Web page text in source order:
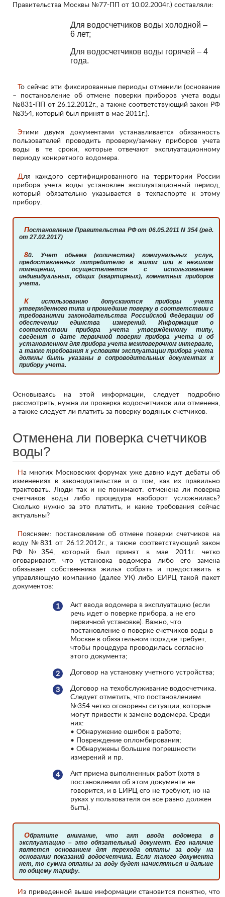
Правительства Москвы №77-ПП от 10.02.2004г.) составляли:
Для водосчетчиков воды холодной –
6 лет;
Для водосчетчиков воды горячей – 4
года.
– постановление об отмене поверки приборов учета воды
№831-ПП от 26.12.2012г., а также соответствующий закон РФ
№354, который был принят в мае 2011г.).
Этими двумя документами устанавливается обязанность
пользователей проводить проверку/замену приборов учета
воды в те сроки, которые отвечают эксплуатационному
периоду конкретного водомера.
Для каждого сертифицированного на территории России
прибора учета воды установлен эксплуатационный период,
который обязательно указывается в техпаспорте к этому
прибору.
Постановление Правительства РФ от 06.05.2011 N 354 (ред.
от 27.02.2017)
80. Учет объема (количества) коммунальных услуг,
предоставленных потребителю в жилом или в нежилом
помещении, осуществляется с использованием
индивидуальных, общих (квартирных), комнатных приборов
учета.
К использованию допускаются приборы учета
утвержденного типа и прошедшие поверку в соответствии с
требованиями законодательства Российской Федерации об
обеспечении единства измерений. Информация о
соответствии прибора учета утвержденному типу,
сведения о дате первичной поверки прибора учета и об
установленном для прибора учета межповерочном интервале,
а также требования к условиям эксплуатации прибора учета
должны быть указаны в сопроводительных документах к
прибору учета.
Основываясь на этой информации, следует подробно
рассмотреть, нужна ли проверка водосчетчиков или отменена,
а также следует ли платить за поверку водяных счетчиков.
Отменена ли поверка счетчиков
воды?
На многих Московских форумах уже давно идут дебаты об
изменениях в законодательстве и о том, как их правильно
трактовать. Люди так и не понимают: отменена ли поверка
счетчиков воды либо процедура наоборот усложнилась?
Сколько нужно за это платить, и какие требования сейчас
актуальны?
воду №831 от 26.12.2012г., а также соответствующий закон
РФ №354, который был принят в мае 2011г. четко
оговаривают, что установка водомера либо его замена
обязывает собственника жилья собрать и предоставить в
управляющую компанию (далее УК) либо ЕИРЦ такой пакет
документов:
Акт ввода водомера в эксплуатацию (если
речь идет о поверке прибора, а не его
первичной установке). Важно, что
постановление о поверке счетчиков воды в
Москве в обязательном порядке требует,
чтобы процедура проводилась согласно
этого документа;
Договор на установку учетного устройства;
Договор на техобслуживание водосчетчика.
Следует отметить, что постановлением
№354 четко оговорены ситуации, которые
могут привести к замене водомера. Среди
них:
• Обнаружение ошибок в работе;
• Повреждение опломбирования;
• Обнаружены большие погрешности
измерений и пр.
Акт приема выполненных работ (хотя в
постановлении об этом документе не
говорится, и в ЕИРЦ его не требуют, но на
руках у пользователя он все равно должен
быть).
Обратите внимание, что акт ввода водомера в
эксплуатацию – это обязательный документ. Его наличие
является основанием для перехода оплаты за воду на
основании показаний водосчетчика. Если такого документа
нет, то сумма оплаты за воду будет начисляться и дальше
по общему тарифу.
Из приведенной выше информации становится понятно, что